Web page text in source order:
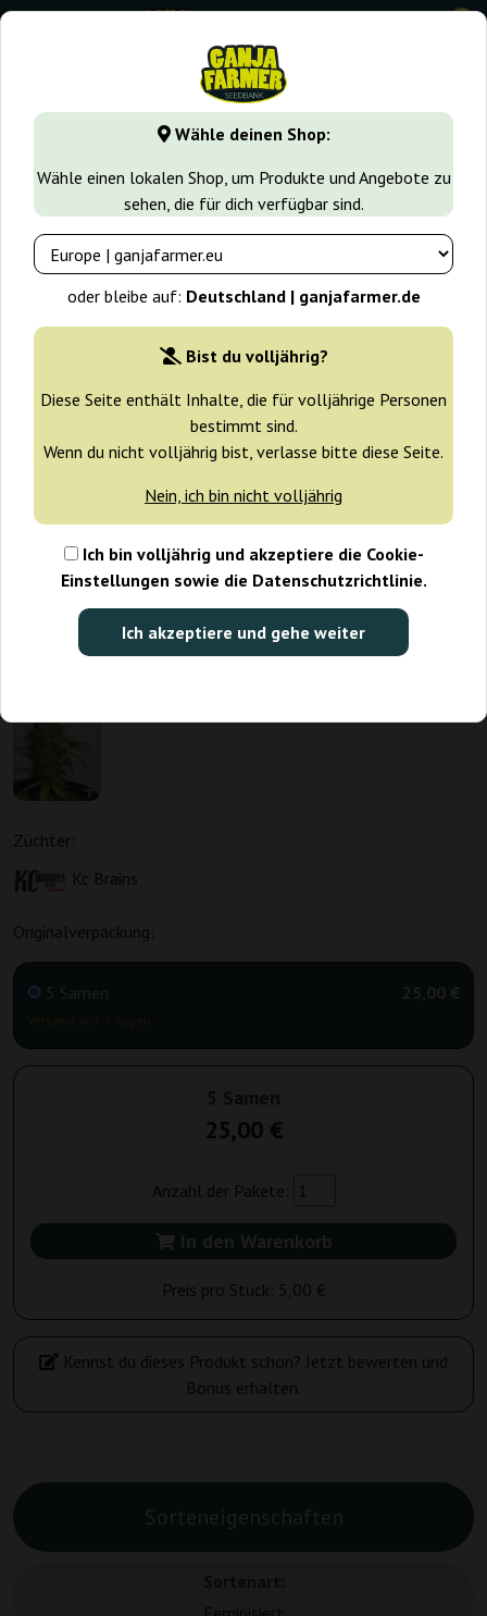
Wähle deinen Shop:
Wähle einen lokalen Shop, um Produkte und Angebote zu
sehen, die für dich verfügbar sind.
oder bleibe auf: Deutschland | ganjafarmer.de
Bist du volljährig?
Diese Seite enthält Inhalte, die für volljährige Personen
bestimmt sind.
Wenn du nicht volljährig bist, verlasse bitte diese Seite.
Nein, ich bin nicht volljährig
Ich bin volljährig und akzeptiere die Cookie-
Einstellungen sowie die Datenschutzrichtlinie.
Ich akzeptiere und gehe weiter
0
GanjaFarmer.de Samen arten Indica samen Cristal
Züchter:
Kc Brains
Originalverpackung:
5 Samen
Versand in 3-7 Tagen
25,00 €
5 Samen
25,00 €
Anzahl der Pakete:
In den Warenkorb
Preis pro Stück: 5,00 €
Kennst du dieses Produkt schon? Jetzt bewerten und
Bonus erhalten.
Sorteneigenschaften